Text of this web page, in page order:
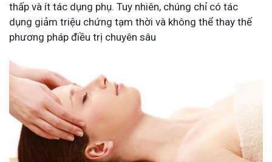
thấp và ít tác dụng phụ. Tuy nhiên, chúng chỉ có tác
dụng giảm triệu chứng tạm thời và không thể thay thế
phương pháp điều trị chuyên sâu